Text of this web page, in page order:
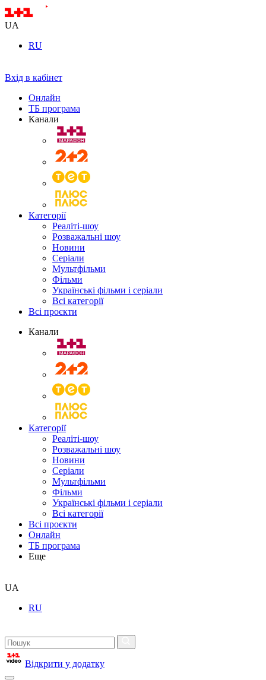
UA
RU
Вхід в кабінет
Онлайн
ТБ програма
Канали
Категорії
Реаліті-шоу
Розважальні шоу
Новини
Серіали
Мультфільми
Фільми
Українські фільми і серіали
Всі категорії
Всі проєкти
Канали
Категорії
Реаліті-шоу
Розважальні шоу
Новини
Серіали
Мультфільми
Фільми
Українські фільми і серіали
Всі категорії
Всі проєкти
Онлайн
ТБ програма
Еще
UA
RU
Відкрити у додатку